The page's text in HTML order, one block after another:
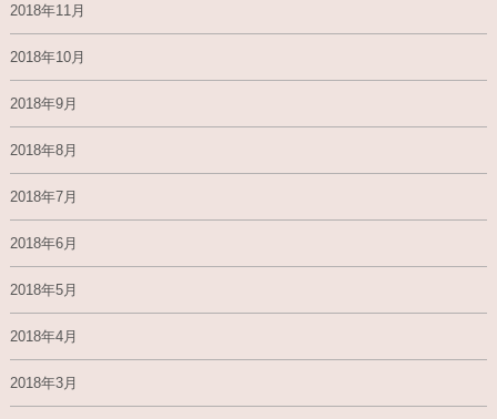
2018年11月
2018年10月
2018年9月
2018年8月
2018年7月
2018年6月
2018年5月
2018年4月
2018年3月